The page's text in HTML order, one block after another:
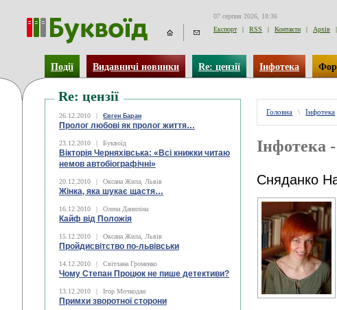
07 серпня 2026, 18:36
Експорт
| RSS | Контакти | Архів |
Події Видавничі новинки Re: цензії Інфотека
Re: цензії
26.12.2010 | Євген Баран
Пролог любові як пролог життя…
23.12.2010 | Буквоїд
Вікторія Черняхівська: «Всі книжки читаю
немов автобіографічні»
20.12.2010 | Оксана Жила, Львів
Жінка, яка шукає щастя…
16.12.2010 | Олена Даниліна
Кайф від Положія
15.12.2010 | Оксана Жила, Львів
Пройдисвітство по-львівськи
14.12.2010 | Світлана Громенко
Чому Степан Процюк не пише детективи?
13.12.2010 | Ігор Мочкодан
Примхи зворотної сторони
Головна \ Інфотека
Інфотека
Сняданко